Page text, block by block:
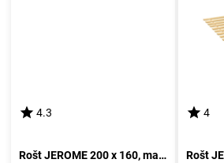
4.3
Rošt JEROME 200 x 160, masiv smrk
4